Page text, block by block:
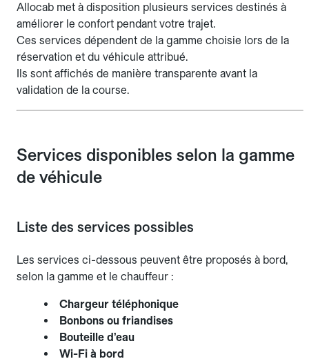
Allocab met à disposition plusieurs services destinés à
améliorer le confort pendant votre trajet.
Ces services dépendent de la gamme choisie lors de la
réservation et du véhicule attribué.
Ils sont affichés de manière transparente avant la
validation de la course.
Services disponibles selon la gamme
de véhicule
Liste des services possibles
Les services ci-dessous peuvent être proposés à bord,
selon la gamme et le chauffeur :
Chargeur téléphonique
Bonbons ou friandises
Bouteille d’eau
Wi-Fi à bord